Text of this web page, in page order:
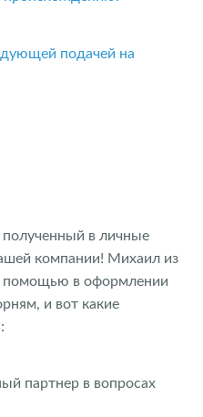
подачей на
в личные
компании! Михаил из
помощью в оформлении
и вот какие
партнер в вопросах